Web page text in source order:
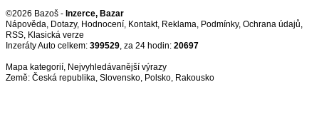
©2026 Bazoš - Inzerce, Bazar
Nápověda, Dotazy, Hodnocení, Kontakt, Reklama, Podmínky, Ochrana údajů,
RSS,
Inzeráty Auto celkem: 399529, za 24 hodin: 20697
Mapa kategorií, Nejvyhledávanější výrazy
Země: Česká republika, Slovensko, Polsko, Rakousko